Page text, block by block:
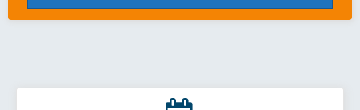
Grandes Viajes
Más..